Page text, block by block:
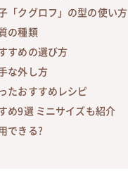
「クグロフ」の型の使い方
の種類
すめの選び方
な外し方
たおすすめレシピ
め9選 ミニサイズも紹介
できる?